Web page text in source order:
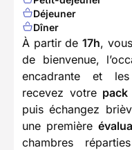
Déjeuner
Dîner
À partir de 17h,
de bienvenue,
encadrante et
recevez votre
puis échangez
une première
chambres